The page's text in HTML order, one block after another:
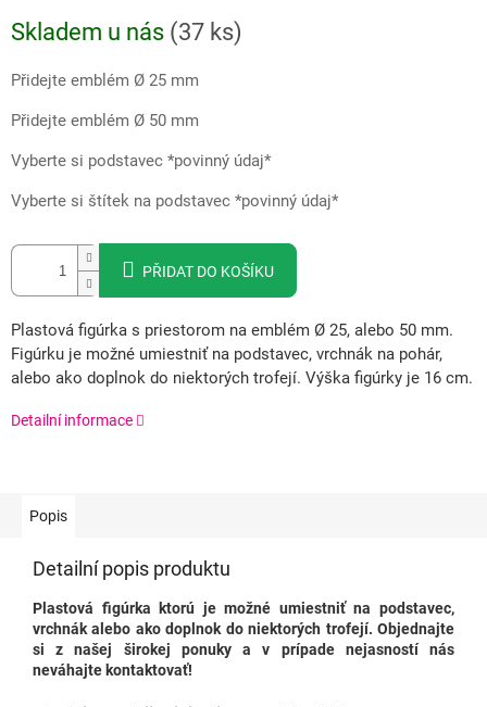
cena:
Skladem u nás (37 ks)
Přidejte emblém Ø 25 mm
Přidejte emblém Ø 50 mm
Vyberte si podstavec *povinný údaj*
Vyberte si štítek na podstavec *povinný údaj*
PŘIDAT DO KOŠÍKU
Plastová figúrka s priestorom na emblém Ø 25, alebo 50 mm.
Figúrku je možné umiestniť na podstavec, vrchnák na pohár,
alebo ako doplnok do niektorých trofejí. Výška figúrky je 16 cm.
Detailní informace
Popis
Detailní popis produktu
Plastová figúrka ktorú je možné umiestniť na podstavec,
vrchnák alebo ako doplnok do niektorých trofejí. Objednajte
si z našej širokej ponuky a v prípade nejasností nás
neváhajte kontaktovať!